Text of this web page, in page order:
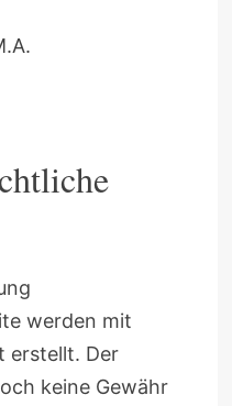
werden mit
erstellt. Der
keine Gewähr